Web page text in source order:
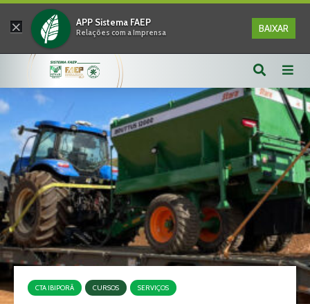
× APP Sistema FAEP
Relações com a Imprensa BAIXAR
CTA IBIPORÃ CURSOS SERVIÇOS